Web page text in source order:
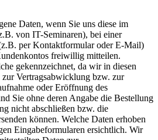
Daten, wenn Sie uns diese im
von IT-Seminaren), bei einer
per Kontaktformular oder E-Mail)
freiwillig mitteilen.
gekennzeichnet, da wir in diesen
Vertragsabwicklung bzw. zur
oder Eröffnung des
Sie ohne deren Angabe die Bestellung
nicht abschließen bzw. die
können. Welche Daten erhoben
Eingabeformularen ersichtlich. Wir